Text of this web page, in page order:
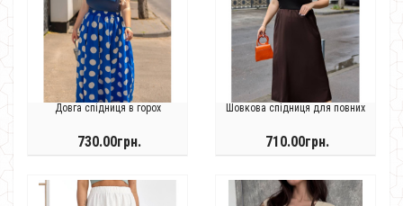
Довга спідниця в горох
730.00грн.
Шовкова спідниця для повних
710.00грн.